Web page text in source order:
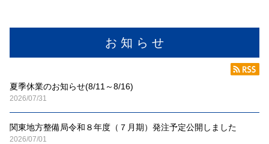
お 知 ら せ
夏季休業のお知らせ(8/11～8/16)
2026/07/31
関東地方整備局令和８年度（７月期）発注予定公開しました
2026/07/01